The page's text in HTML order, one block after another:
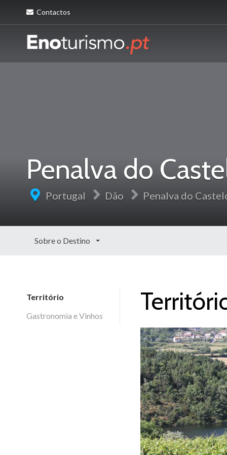
Contactos
Penalva do
Portugal Dão Penalva do
Sobre o Destino
Território
Gastronomia e Vinhos